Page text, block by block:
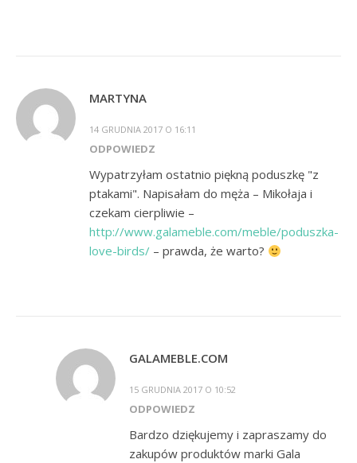
MARTYNA
14 GRUDNIA 2017 O 16:11
ODPOWIEDZ
Wypatrzyłam ostatnio piękną poduszkę "z
ptakami". Napisałam do męża – Mikołaja i
czekam cierpliwie –
http://www.galameble.com/meble/poduszka-
love-birds/ – prawda, że warto?
GALAMEBLE.COM
15 GRUDNIA 2017 O 10:52
ODPOWIEDZ
Bardzo dziękujemy i zapraszamy do
zakupów produktów marki Gala